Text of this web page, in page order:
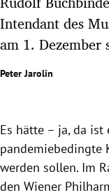
Untermenü
Untermenü
Untermenü
Untermenü
Intendant des
am 1. Dezember
Peter Jarolin
Es hätte – ja, da ist
pandemiebedingte
werden sollen. Im
den Wiener